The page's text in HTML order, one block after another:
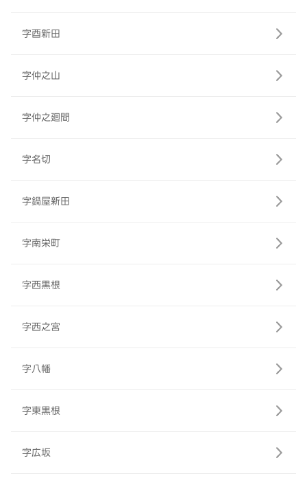
字酉新田
字仲之山
字仲之廻間
字名切
字鍋屋新田
字南栄町
字西黒根
字西之宮
字八幡
字東黒根
字広坂